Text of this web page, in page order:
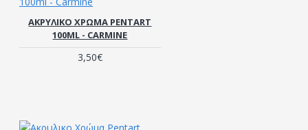
ΑΚΡΥΛΙΚΟ ΧΡΏΜΑ PENTART
100ML - CARMINE
3,50€